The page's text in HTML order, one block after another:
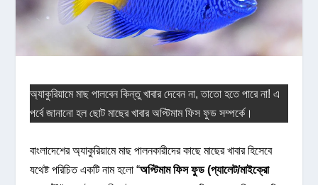
অ্যাকুরিয়ামে মাছ পালবেন কিন্তু খাবার দেবেন না, তাতো হতে পারে না! এ
পর্বে জানানো হল ছোট মাছের খাবার অপ্টিমাম ফিস ফুড সম্পর্কে।
বাংলাদেশের অ্যাকুরিয়ামে মাছ পালনকারীদের কাছে মাছের খাবার হিসেবে
যথেষ্ট পরিচিত একটি নাম হলো “অপ্টিমাম ফিস ফুড (প্যালেট/মাইক্রো